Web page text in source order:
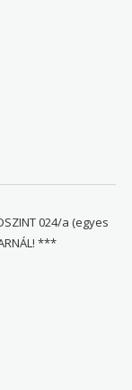
024/a (egyes
***